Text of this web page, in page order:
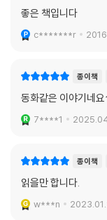
좋은 책입니다
c*******r
종이책
동화같은 이야기네
7****1
종이책
읽을만 합니다.
w***n